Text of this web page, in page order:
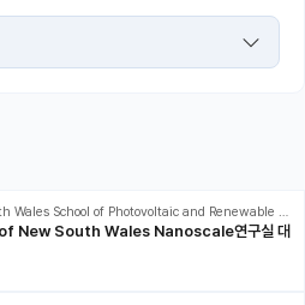
University of New South Wales School of Photovoltaic and Renewable Energy Engineering